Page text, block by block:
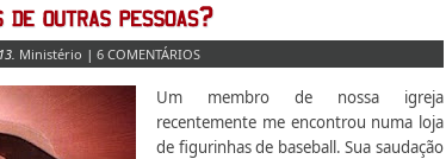
Ministério | 6 COMENTÁRIOS
Um membro de nossa igreja
recentemente me encontrou numa loja
de figurinhas de baseball. Sua saudação